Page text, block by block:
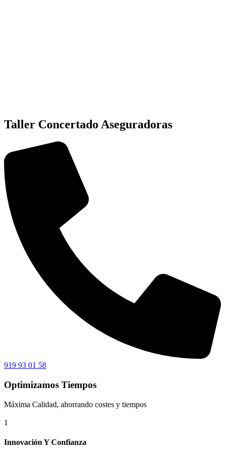
Taller Concertado Aseguradoras
919 93 01 58
Optimizamos Tiempos
Máxima Calidad, ahorrando costes y tiempos
1
Innovación Y Confianza